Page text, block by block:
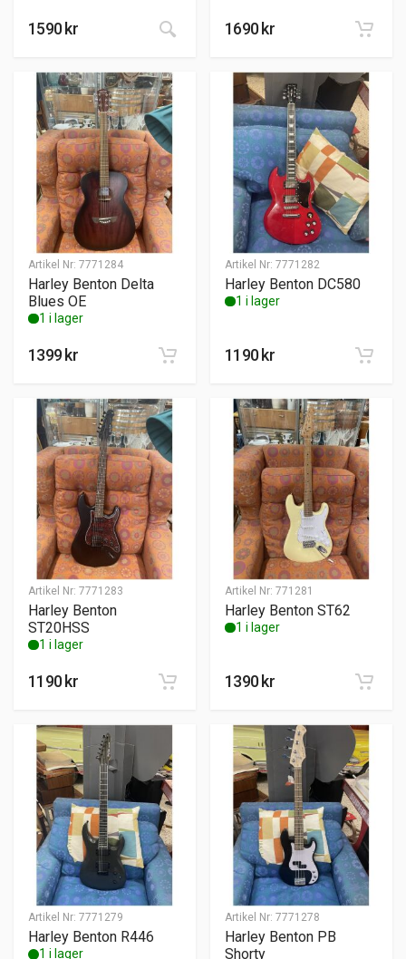
1590 kr 1690 kr
Artikel Nr: 7771284
Harley Benton Delta
Blues OE
1 i lager
1399 kr
Artikel Nr: 7771282
Harley Benton DC580
1 i lager
1190 kr
Artikel Nr: 7771283
Harley Benton
ST20HSS
1 i lager
1190 kr
Artikel Nr: 771281
Harley Benton ST62
1 i lager
1390 kr
Artikel Nr: 7771279
Harley Benton R446
1 i lager
Artikel Nr: 7771278
Harley Benton PB
Shorty